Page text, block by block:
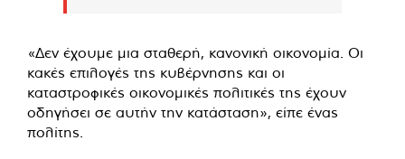
«Δεν έχουμε μια σταθερή, κανονική οικονομία. Οι
κακές επιλογές της κυβέρνησης και οι
καταστροφικές οικονομικές πολιτικές της έχουν
οδηγήσει σε αυτήν την κατάσταση», είπε ένας
πολίτης.